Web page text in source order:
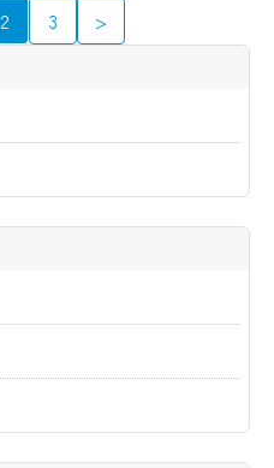
2 3
>